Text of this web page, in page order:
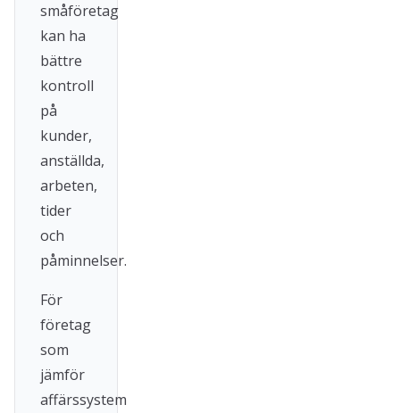
småföretag
kan ha
bättre
kontroll
på
kunder,
anställda,
arbeten,
tider
och
påminnelser.
För
företag
som
jämför
affärssystem